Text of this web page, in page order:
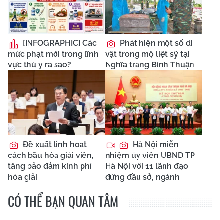
[INFOGRAPHIC] Các
mức phạt mới trong lĩnh
vực thú y ra sao?
Phát hiện một số di
vật trong mộ liệt sỹ tại
Nghĩa trang Bình Thuận
Đề xuất linh hoạt
cách bầu hòa giải viên,
tăng bảo đảm kinh phí
hòa giải
Hà Nội miễn
nhiệm ủy viên UBND TP
Hà Nội với 11 lãnh đạo
đứng đầu sở, ngành
CÓ THỂ BẠN QUAN TÂM